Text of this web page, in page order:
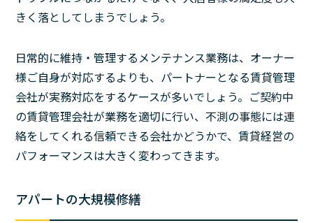
きく落としてしまうでしょう。
日常的に維持・管理するメンテナンス業務は、オーナー
様ご自身が対応するよりも、パートナーとなる賃貸管理
会社が実務対応をするケースが多いでしょう。ご契約中
の賃貸管理会社が業務を適切に行い、不測の事態には連
絡をしてくれる信頼できる会社かどうかで、賃貸経営の
パフォーマンスは大きく変わってきます。
アパートの大規模修繕